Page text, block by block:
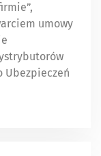
umowy
Ubezpieczeń